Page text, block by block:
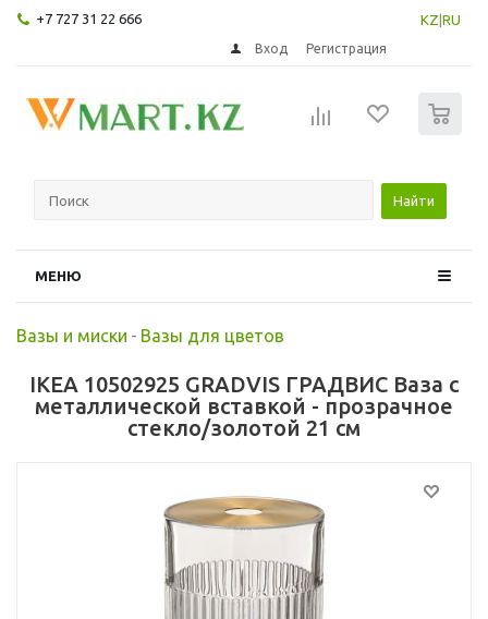
+7 727 31 22 666 KZ RU
Вход Регистрация
Найти
МЕНЮ
Вазы и миски - Вазы для цветов
IKEA 10502925 GRADVIS ГРАДВИС Ваза с
металлической вставкой - прозрачное
стекло/золотой 21 см